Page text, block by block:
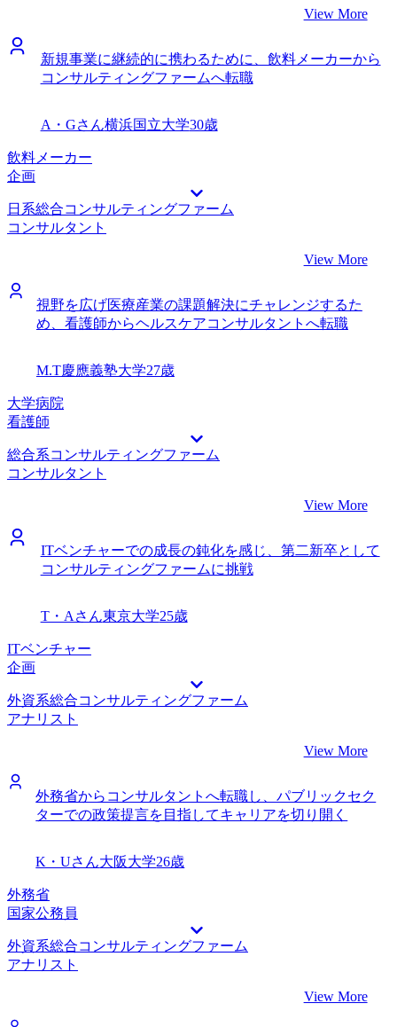
View More
新規事業に継続的に携わるために、飲料メーカーから
コンサルティングファームへ転職
A・Gさん横浜国立大学30歳
飲料メーカー
企画
日系総合コンサルティングファーム
コンサルタント
View More
視野を広げ医療産業の課題解決にチャレンジするた
め、看護師からヘルスケアコンサルタントへ転職
M.T慶應義塾大学27歳
大学病院
看護師
総合系コンサルティングファーム
コンサルタント
View More
ITベンチャーでの成長の鈍化を感じ、第二新卒として
コンサルティングファームに挑戦
T・Aさん東京大学25歳
ITベンチャー
企画
外資系総合コンサルティングファーム
アナリスト
View More
外務省からコンサルタントへ転職し、パブリックセク
ターでの政策提言を目指してキャリアを切り開く
K・Uさん大阪大学26歳
外務省
国家公務員
外資系総合コンサルティングファーム
アナリスト
View More